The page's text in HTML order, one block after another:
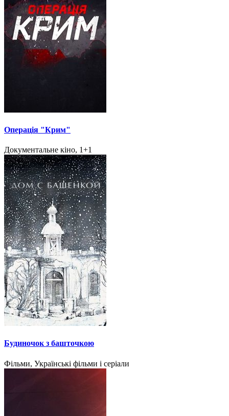
Операція "Крим"
Документальне кіно, 1+1
Будиночок з башточкою
Фільми, Українські фільми і серіали